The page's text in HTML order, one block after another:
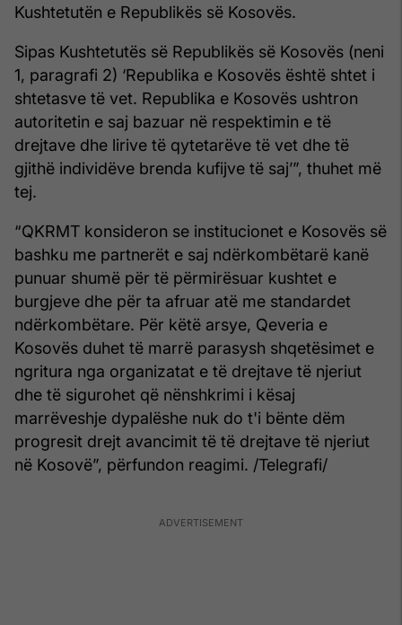
Kushtetutën e Republikës së Kosovës.
Sipas Kushtetutës së Republikës së Kosovës (neni
1, paragrafi 2) ‘Republika e Kosovës është shtet i
shtetasve të vet. Republika e Kosovës ushtron
autoritetin e saj bazuar në respektimin e të
drejtave dhe lirive të qytetarëve të vet dhe të
gjithë individëve brenda kufijve të saj’”, thuhet më
tej.
“QKRMT konsideron se institucionet e Kosovës së
bashku me partnerët e saj ndërkombëtarë kanë
punuar shumë për të përmirësuar kushtet e
burgjeve dhe për ta afruar atë me standardet
ndërkombëtare. Për këtë arsye, Qeveria e
Kosovës duhet të marrë parasysh shqetësimet e
ngritura nga organizatat e të drejtave të njeriut
dhe të sigurohet që nënshkrimi i kësaj
marrëveshje dypalëshe nuk do t'i bënte dëm
progresit drejt avancimit të të drejtave të njeriut
në Kosovë”, përfundon reagimi. /Telegrafi/